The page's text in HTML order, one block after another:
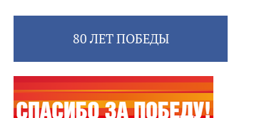
80 ЛЕТ ПОБЕДЫ